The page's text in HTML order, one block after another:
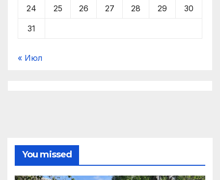
24 25 26 27 28 29 30
31
« Июл
You missed